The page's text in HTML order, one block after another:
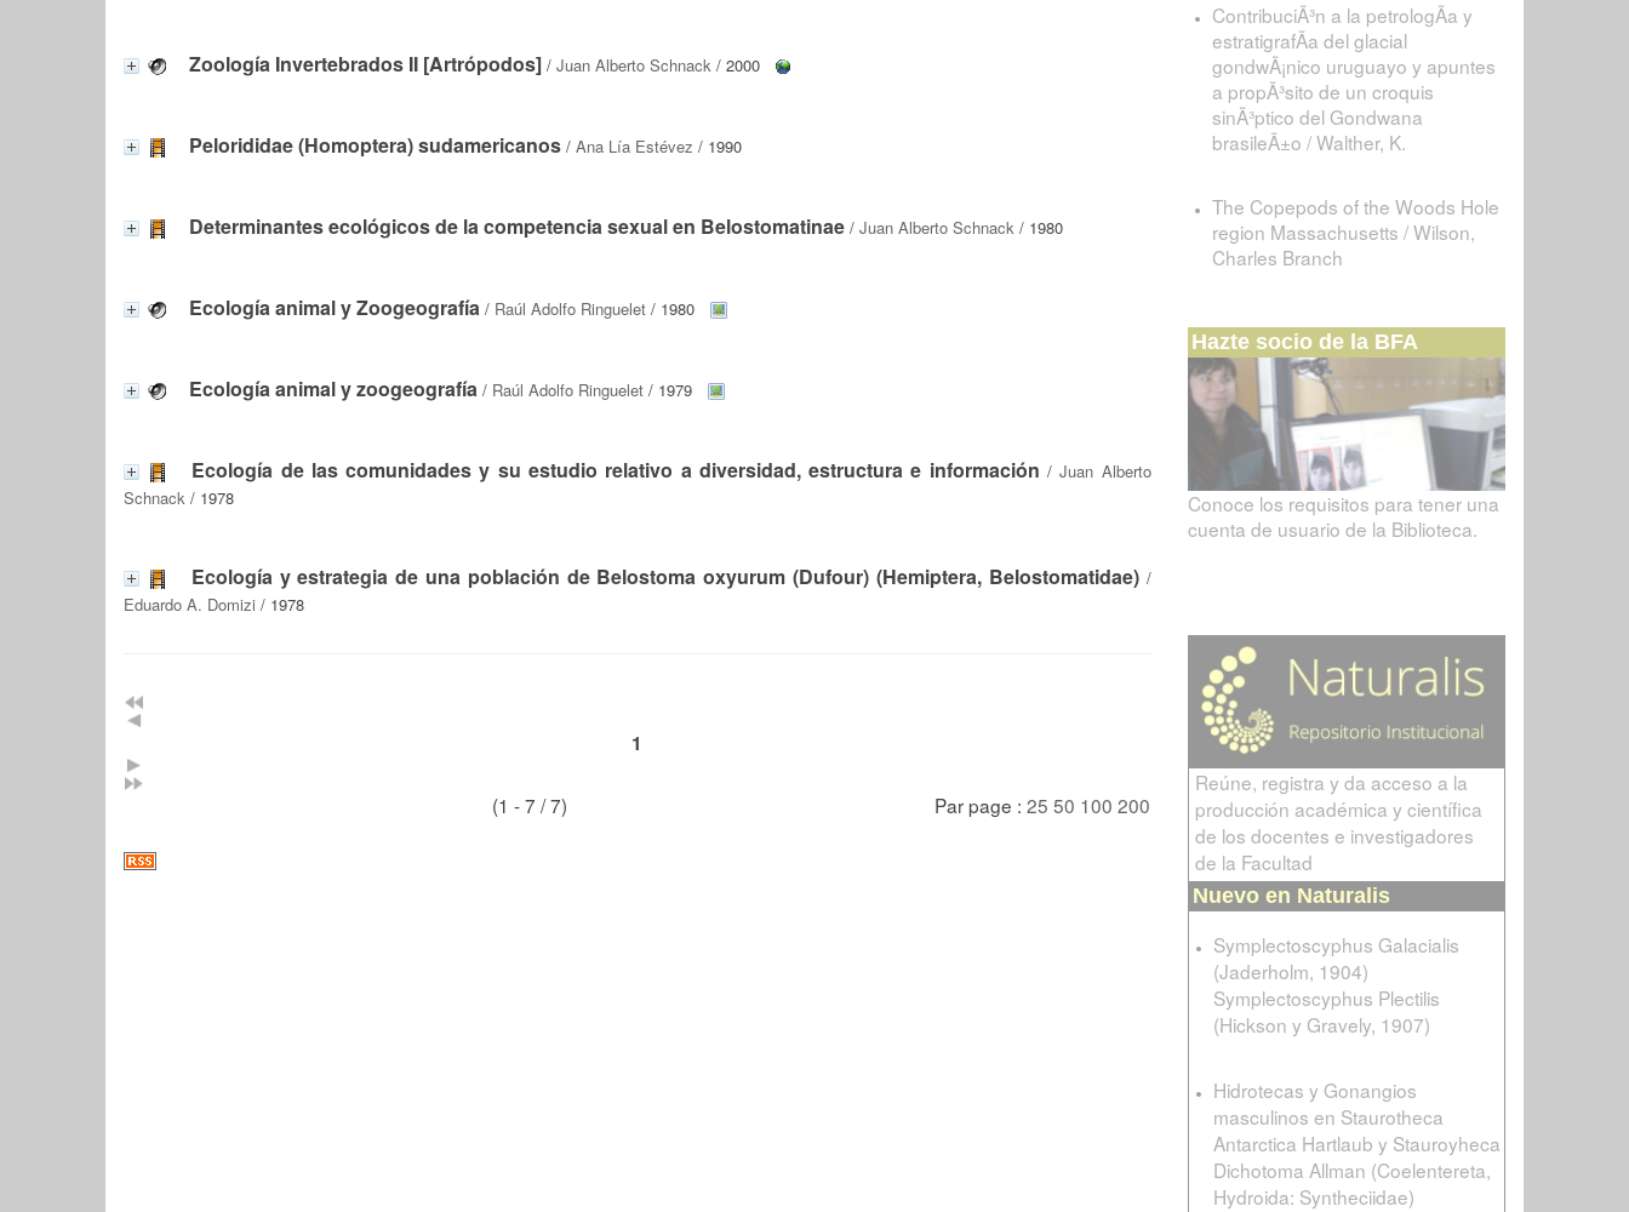
Zoología Invertebrados II [Artrópodos] / Juan Alberto Schnack / 2000
Pelorididae (Homoptera) sudamericanos / Ana Lía Estévez / 1990
Determinantes ecológicos de la competencia sexual en Belostomatinae / Juan Alberto Schnack / 1980
Ecología animal y Zoogeografía / Raúl Adolfo Ringuelet / 1980
Ecología animal y zoogeografía / Raúl Adolfo Ringuelet / 1979
Ecología de las comunidades y su estudio relativo a diversidad, estructura e información /Juan Alberto
Schnack / 1978
Ecología y estrategia de una población de Belostoma oxyurum (Dufour) (Hemiptera, Belostomatidae)/
Eduardo A. Domizi / 1978
1
(1 - 7 / 7) Par page : 25 50 100 200
ContribuciÃ³n a la petrologÃ­a y
estratigrafÃ­a del glacial
gondwÃ¡nico uruguayo y apuntes
a propÃ³sito de un croquis
sinÃ³ptico del Gondwana
brasileÃ±o / Walther, K.
The Copepods of the Woods Hole
region Massachusetts / Wilson,
Charles Branch
Hazte socio de la BFA
Conoce los requisitos para tener una
cuenta de usuario de la Biblioteca.
Reúne, registra y da acceso a la
producción académica y científica
de los docentes e investigadores
de la Facultad
Nuevo en Naturalis
Symplectoscyphus Galacialis
(Jaderholm, 1904)
Symplectoscyphus Plectilis
(Hickson y Gravely, 1907)
Hidrotecas y Gonangios
masculinos en Staurotheca
Antarctica Hartlaub y Stauroyheca
Dichotoma Allman (Coelentereta,
Hydroida: Syntheciidae)